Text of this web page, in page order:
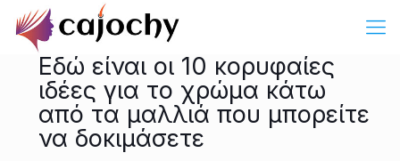
Εδώ είναι οι 10 κορυφαίες
ιδέες για το χρώμα κάτω
από τα μαλλιά που μπορείτε
να δοκιμάσετε